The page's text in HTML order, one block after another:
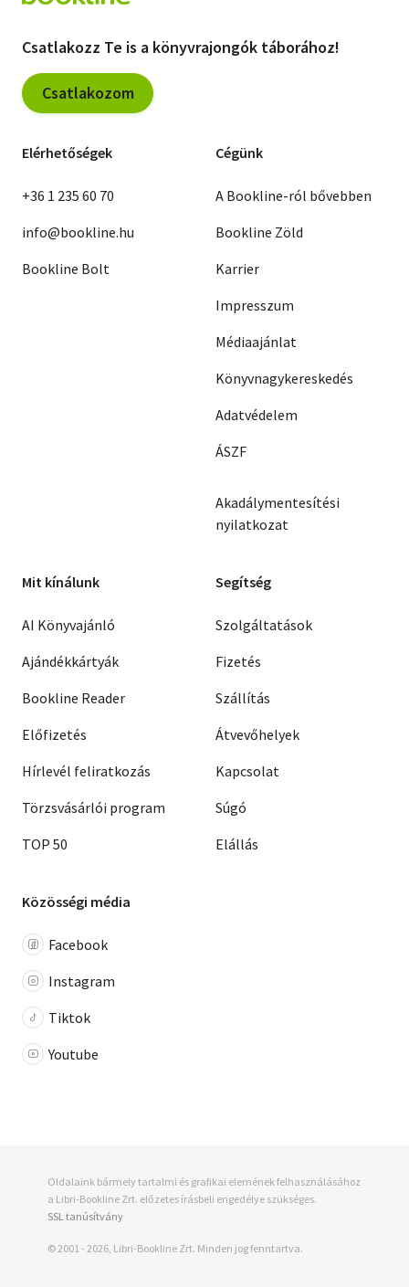
Csatlakozz Te is a könyvrajongók táborához!
Csatlakozom
Elérhetőségek
+36 1 235 60 70
info@bookline.hu
Bookline Bolt
Cégünk
A Bookline-ról bővebben
Bookline Zöld
Karrier
Impresszum
Médiaajánlat
Könyvnagykereskedés
Adatvédelem
ÁSZF
Akadálymentesítési
nyilatkozat
Mit kínálunk
AI Könyvajánló
Ajándékkártyák
Bookline Reader
Előfizetés
Hírlevél feliratkozás
Törzsvásárlói program
TOP 50
Segítség
Szolgáltatások
Fizetés
Szállítás
Átvevőhelyek
Kapcsolat
Súgó
Elállás
Közösségi média
Facebook
Instagram
Tiktok
Youtube
Oldalaink bármely tartalmi és grafikai elemének felhasználásához
a Libri-Bookline Zrt. előzetes írásbeli engedélye szükséges.
SSL tanúsítvány
© 2001 - 2026, Libri-Bookline Zrt. Minden jog fenntartva.